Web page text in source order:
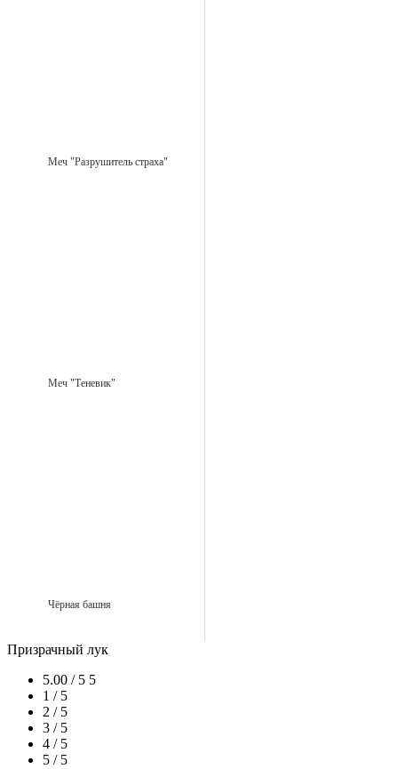
Меч "Разрушитель страха"
Меч "Теневик"
Чёрная башня
Призрачный лук
5.00 / 5 5
1 / 5
2 / 5
3 / 5
4 / 5
5 / 5